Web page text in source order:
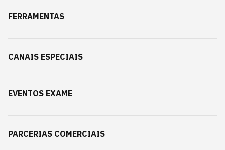
FERRAMENTAS
CANAIS ESPECIAIS
EVENTOS EXAME
PARCERIAS COMERCIAIS